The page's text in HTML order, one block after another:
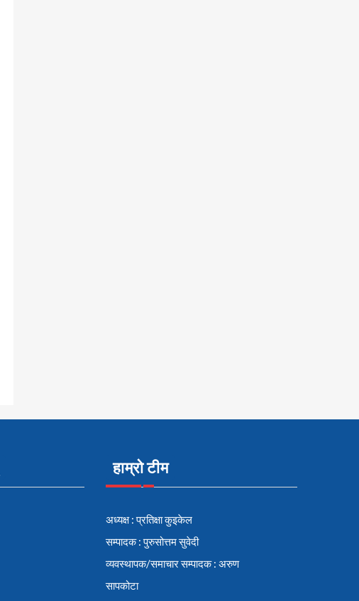
हाम्रो टीम
अध्यक्ष : प्रतिक्षा कुइकेल
सम्पादक : पुरुसोत्तम सुवेदी
व्यवस्थापक/समाचार सम्पादक : अरुण
सापकोटा